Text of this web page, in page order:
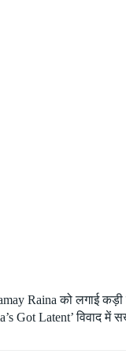
Raina को लगाई
Got Latent’ विवाद में